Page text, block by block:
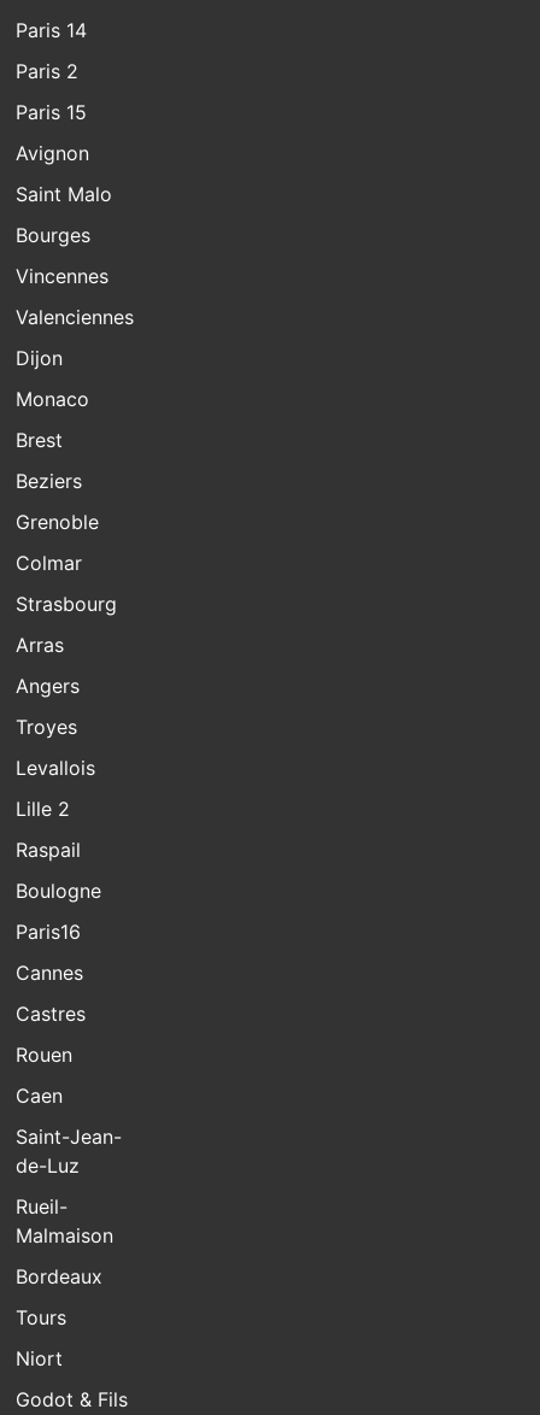
Paris 14
Paris 2
Paris 15
Avignon
Saint Malo
Bourges
Vincennes
Valenciennes
Dijon
Monaco
Brest
Beziers
Grenoble
Colmar
Strasbourg
Arras
Angers
Troyes
Levallois
Lille 2
Raspail
Boulogne
Paris16
Cannes
Castres
Rouen
Caen
Saint-Jean-
de-Luz
Rueil-
Malmaison
Bordeaux
Tours
Niort
Godot & Fils